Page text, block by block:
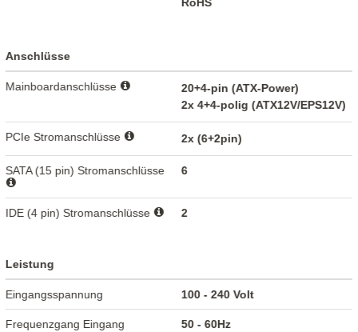
RoHS
Anschlüsse
Mainboardanschlüsse
20+4-pin (ATX-Power)
2x 4+4-polig (ATX12V/EPS12V)
PCIe Stromanschlüsse 2x (6+2pin)
SATA (15 pin) Stromanschlüsse 6
IDE (4 pin) Stromanschlüsse 2
Leistung
Eingangsspannung 100 - 240 Volt
Frequenzgang Eingang 50 - 60Hz